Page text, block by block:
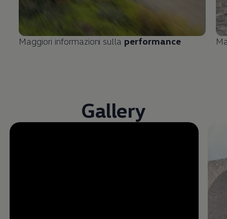
Maggiori informazioni sulla performance
Gallery
Enable fullscreen mode